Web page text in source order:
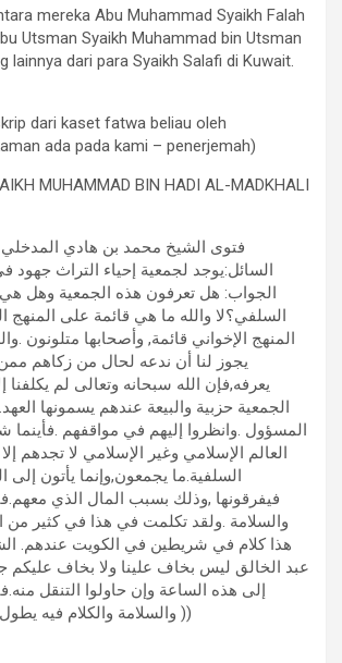
mereka Abu Muhammad Syaikh Falah
Utsman Syaikh Muhammad bin Utsman
lainnya dari para Syaikh Salafi di Kuwait.
dari kaset fatwa beliau oleh
ada pada kami – penerjemah)
MUHAMMAD BIN HADI AL-MADKHALI
فتوى الشيخ محمد بن هادي المدخلي
السائل:يوجد لجمعية إحياء التراث جهود
الجواب: هل تعرفون هذه الجمعية وهل هي
السلفي؟لا والله ما هي قائمة على المنهج
المنهج الإخواني قائمة, وأصحابها متلونون
يجوز لنا أن ندعه لحال من زكاهم ممن
يعرفه,فإن الله سبحانه وتعالى لم يكلفنا
الجمعية حزبية والبيعة عندهم يسمونها
المسؤول .وانظروا إليهم في مواقفهم .فأينما
العالم الإسلامي وغير الإسلامي لا تجدهم
السلفية.ما يجمعون,وإنما يأتون إلى
فيفرقونها ,وذلك بسبب المال الذي
والسلامة .ولقد تكلمت في هذا في كثير
هذا كلام في شريطين في الكويت عندهم.
عبد الخالق ليس بخاف علينا ولا بخاف عليكم
إلى هذه الساعة وإن حاولوا التنقل
والسلامة والكلام فيه يطول ولكن أكتفي بهذا ))